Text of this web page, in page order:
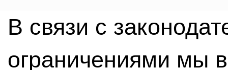
В связи с
ограничениями мы